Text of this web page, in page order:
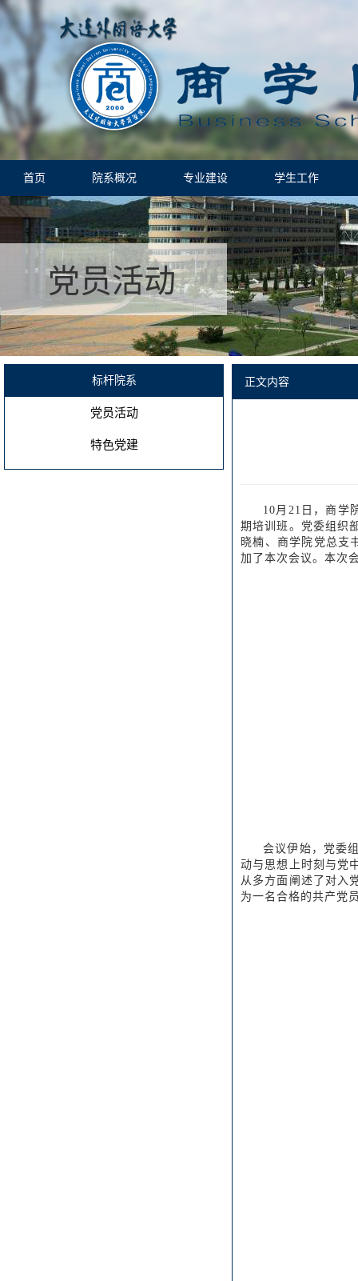
首页 院系概况 专业建设 学生工作
党员活动
标杆院系
党员活动
特色党建
正文内容
10月21日，商学
期培训班。党委组织
晓楠、商学院党总支
加了本次会议。本次
会议伊始，党委
动与思想上时刻与党
从多方面阐述了对入
为一名合格的共产党